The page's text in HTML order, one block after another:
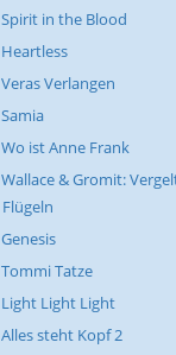
Spirit in the Blood
Heartless
Veras Verlangen
Samia
Wo ist Anne Frank
Wallace & Gromit:
Flügeln
Genesis
Tommi Tatze
Light Light Light
Alles steht Kopf 2